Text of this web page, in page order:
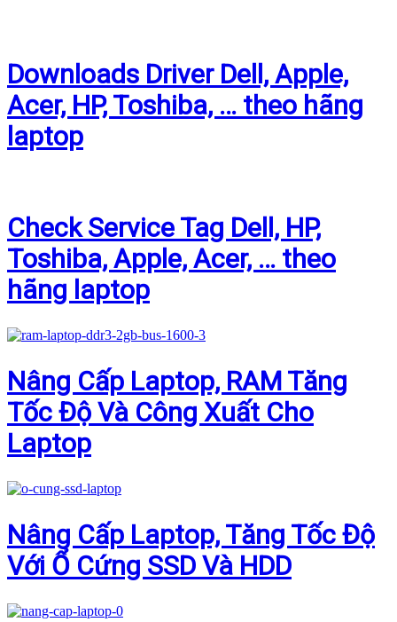
Downloads Driver Dell, Apple,
Acer, HP, Toshiba, … theo hãng
laptop
Check Service Tag Dell, HP,
Toshiba, Apple, Acer, … theo
hãng laptop
Nâng Cấp Laptop, RAM Tăng
Tốc Độ Và Công Xuất Cho
Laptop
Nâng Cấp Laptop, Tăng Tốc Độ
Với Ổ Cứng SSD Và HDD